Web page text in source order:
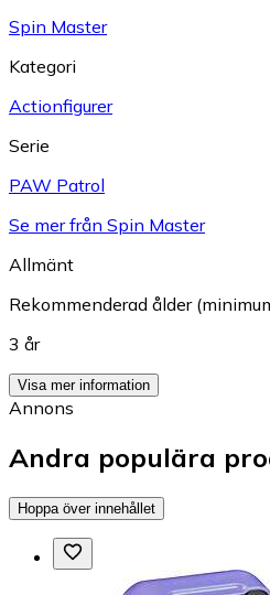
Spin Master
Kategori
Actionfigurer
Serie
PAW Patrol
Se mer från Spin Master
Allmänt
Rekommenderad ålder
3 år
Visa mer information
Annons
Andra populära
Hoppa över innehållet